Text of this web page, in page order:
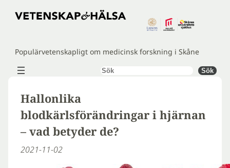
Hoppa
Populärvetenskapligt om medicinsk forskning i Skåne
Sök Sök
Hallonlika
blodkärlsförändringar i hjärnan
– vad betyder de?
2021-11-02